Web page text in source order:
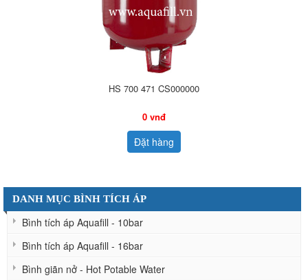
HS 700 471 CS000000
0 vnđ
Đặt hàng
DANH MỤC BÌNH TÍCH ÁP
Bình tích áp Aquafill - 10bar
Bình tích áp Aquafill - 16bar
Bình giãn nở - Hot Potable Water